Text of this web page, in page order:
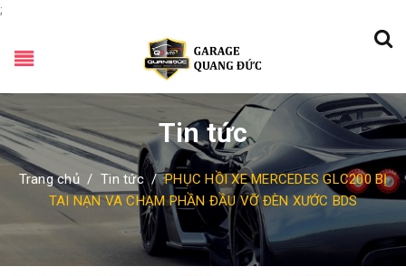
;
Tin tức
Trang chủ / Tin tức / PHỤC HỒI XE MERCEDES GLC200 BỊ
TAI NẠN VA CHẠM PHẦN ĐẦU VỠ ĐÈN XƯỚC BDS